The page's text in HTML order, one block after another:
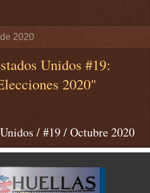
2020
Unidos #19:
2020"
/ #19 / Octubre 2020